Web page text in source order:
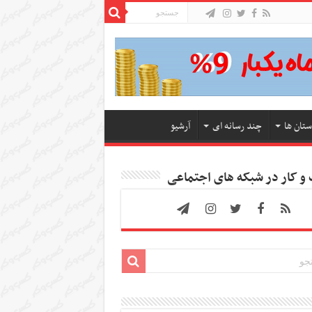
ها چند رسانه ای آرشیو
کار در شبکه های اجتماعی